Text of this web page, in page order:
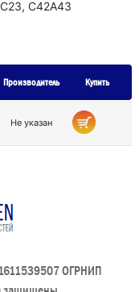
С42А43
Производитель Купить
Не указан
ОГРНИП